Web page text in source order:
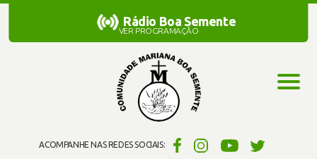
ACOMPANHE NAS REDES SOCIAIS:
Rádio Boa Semente
Rádio Boa Semente
VER PROGRAMAÇÃO